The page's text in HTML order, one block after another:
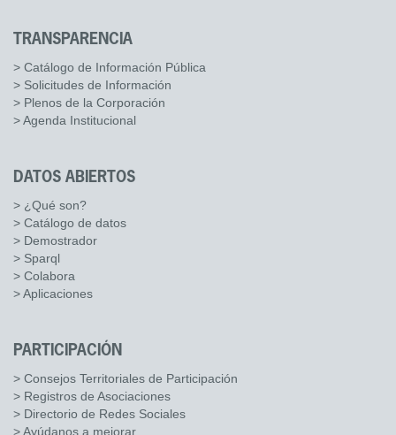
TRANSPARENCIA
> Catálogo de Información Pública
> Solicitudes de Información
> Plenos de la Corporación
> Agenda Institucional
DATOS ABIERTOS
> ¿Qué son?
> Catálogo de datos
> Demostrador
> Sparql
> Colabora
> Aplicaciones
PARTICIPACIÓN
> Consejos Territoriales de Participación
> Registros de Asociaciones
> Directorio de Redes Sociales
> Ayúdanos a mejorar